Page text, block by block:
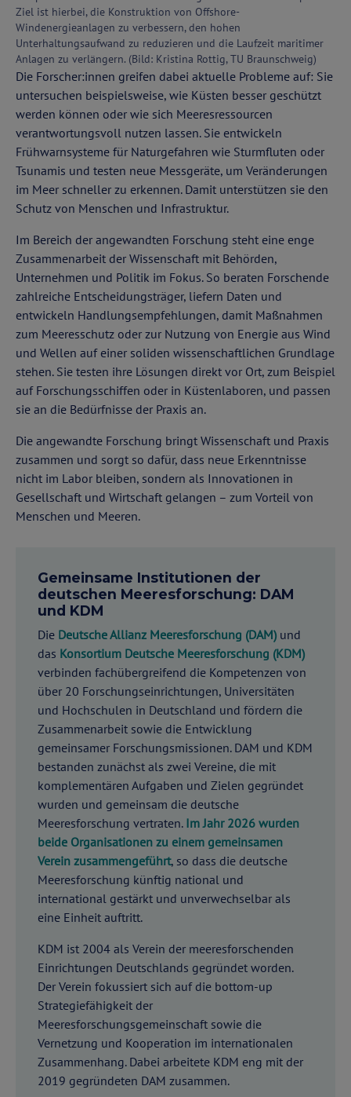
Ziel ist hierbei, die Konstruktion von Offshore-
Windenergieanlagen zu verbessern, den hohen
Unterhaltungsaufwand zu reduzieren und die Laufzeit maritimer
Anlagen zu verlängern. (Bild: Kristina Rottig, TU Braunschweig)
Die Forscher:innen greifen dabei aktuelle Probleme auf: Sie
untersuchen beispielsweise, wie Küsten besser geschützt
werden können oder wie sich Meeresressourcen
verantwortungsvoll nutzen lassen. Sie entwickeln
Frühwarnsysteme für Naturgefahren wie Sturmfluten oder
Tsunamis und testen neue Messgeräte, um Veränderungen
im Meer schneller zu erkennen. Damit unterstützen sie den
Schutz von Menschen und Infrastruktur.
Im Bereich der angewandten Forschung steht eine enge
Zusammenarbeit der Wissenschaft mit Behörden,
Unternehmen und Politik im Fokus. So beraten Forschende
zahlreiche Entscheidungsträger, liefern Daten und
entwickeln Handlungsempfehlungen, damit Maßnahmen
zum Meeresschutz oder zur Nutzung von Energie aus Wind
und Wellen auf einer soliden wissenschaftlichen Grundlage
stehen. Sie testen ihre Lösungen direkt vor Ort, zum Beispiel
auf Forschungsschiffen oder in Küstenlaboren, und passen
sie an die Bedürfnisse der Praxis an.
Die angewandte Forschung bringt Wissenschaft und Praxis
zusammen und sorgt so dafür, dass neue Erkenntnisse
nicht im Labor bleiben, sondern als Innovationen in
Gesellschaft und Wirtschaft gelangen – zum Vorteil von
Menschen und Meeren.
Gemeinsame Institutionen der
deutschen Meeresforschung: DAM
und KDM
Die Deutsche Allianz Meeresforschung (DAM) und
das Konsortium Deutsche Meeresforschung (KDM)
verbinden fachübergreifend die Kompetenzen von
über 20 Forschungseinrichtungen, Universitäten
und Hochschulen in Deutschland und fördern die
Zusammenarbeit sowie die Entwicklung
gemeinsamer Forschungsmissionen. DAM und KDM
bestanden zunächst als zwei Vereine, die mit
komplementären Aufgaben und Zielen gegründet
wurden und gemeinsam die deutsche
Meeresforschung vertraten. Im Jahr 2026 wurden
beide Organisationen zu einem gemeinsamen
Verein zusammengeführt, so dass die deutsche
Meeresforschung künftig national und
international gestärkt und unverwechselbar als
eine Einheit auftritt.
KDM ist 2004 als Verein der meeresforschenden
Einrichtungen Deutschlands gegründet worden.
Der Verein fokussiert sich auf die bottom-up
Strategiefähigkeit der
Meeresforschungsgemeinschaft sowie die
Vernetzung und Kooperation im internationalen
Zusammenhang. Dabei arbeitete KDM eng mit der
2019 gegründeten DAM zusammen.